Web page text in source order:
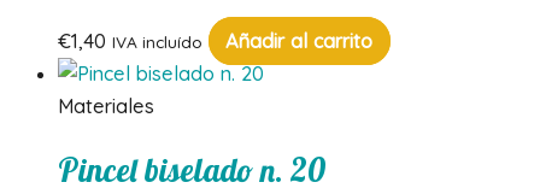
€1,40 IVA incluído Añadir al carrito
Materiales
Pincel biselado n. 20